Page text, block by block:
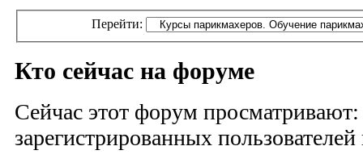
Перейти:
Кто сейчас на форуме
Сейчас этот форум просматривают:
зарегистрированных